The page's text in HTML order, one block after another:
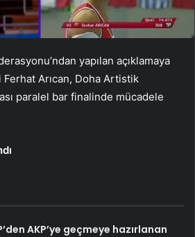
yapılan açıklamaya
Arıcan, Doha Artistik
paralel bar finalinde mücadele
AKP’ye geçmeye hazırlanan